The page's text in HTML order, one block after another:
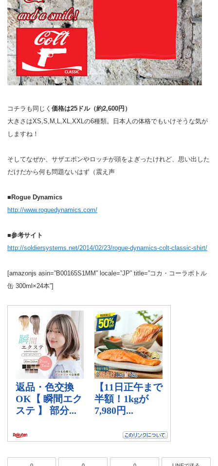
コチラも同じく 価格は25ドル（約2,600円）
大きさはXS,S,M,L,XL,XXLの6種類。日本人の体格でもいけそうな気が
しますね！
そしてなぜか、サザエボンやロッチが頭をよぎったけれど、思い出した
だけだから何も問題ないはず（震え声
■Rogue Dynamics
http://www.roguedynamics.com/
■参考サイト
http://soldiersystems.net/2014/02/23/rogue-dynamics-colt-classic-shirt/
[amazonjs asin=”B00165S1MM” locale=”JP” title=”コカ・コーラボトル
缶 300ml×24本”]